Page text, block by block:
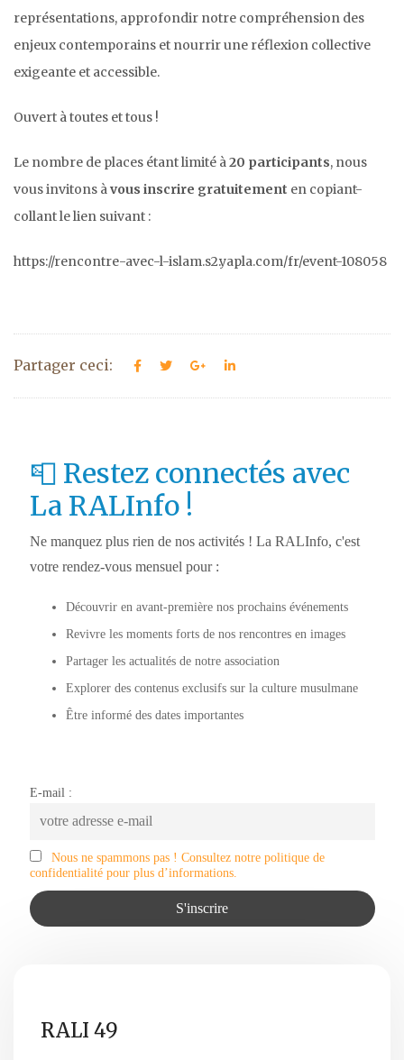
représentations, approfondir notre compréhension des
enjeux contemporains et nourrir une réflexion collective
exigeante et accessible.
Ouvert à toutes et tous !
Le nombre de places étant limité à 20 participants, nous
vous invitons à vous inscrire gratuitement en copiant-
collant le lien suivant :
https://rencontre-avec-l-islam.s2.yapla.com/fr/event-108058
Partager ceci:
📮 Restez connectés avec
La RALInfo !
Ne manquez plus rien de nos activités ! La RALInfo, c'est
votre rendez-vous mensuel pour :
Découvrir en avant-première nos prochains événements
Revivre les moments forts de nos rencontres en images
Partager les actualités de notre association
Explorer des contenus exclusifs sur la culture musulmane
Être informé des dates importantes
E-mail :
Nous ne spammons pas ! Consultez notre politique de
confidentialité pour plus d’informations.
RALI 49